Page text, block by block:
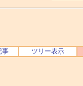
事 ツリー表示